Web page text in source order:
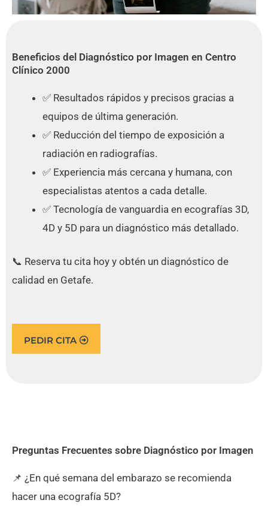
Beneficios del Diagnóstico por Imagen en Centro
Clínico 2000
✅ Resultados rápidos y precisos gracias a
equipos de última generación.
✅ Reducción del tiempo de exposición a
radiación en radiografías.
✅ Experiencia más cercana y humana, con
especialistas atentos a cada detalle.
✅ Tecnología de vanguardia en ecografías 3D,
4D y 5D para un diagnóstico más detallado.
📞 Reserva tu cita hoy y obtén un diagnóstico de
calidad en Getafe.
PEDIR CITA
Preguntas Frecuentes sobre Diagnóstico por Imagen
📌 ¿En qué semana del embarazo se recomienda
hacer una ecografía 5D?